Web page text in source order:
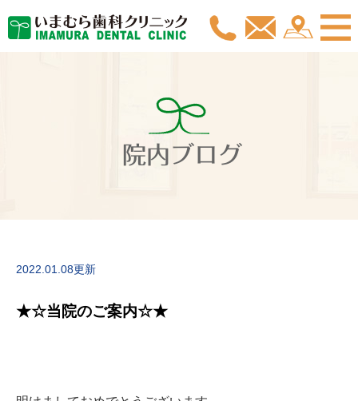
院内ブログ
2022.01.08更新
★☆当院のご案内☆★